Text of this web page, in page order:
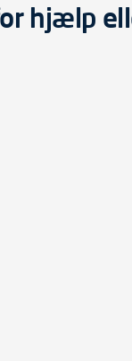
hjælp